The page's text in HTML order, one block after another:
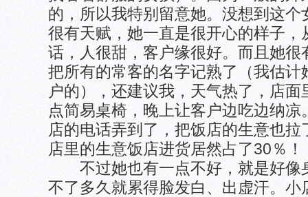
的，所以我特别留意她。没想到这
很有天赋，她一直是很开心的样子，
话，人很甜，客户缘很好。而且她很
把所有的常客的名字记熟了（我估计
户的），还建议我，天气热了，店
点简易桌椅，晚上让客户边吃边纳
店的电话弄到了，把饭店的生意也
店里的生意饭店进货居然占了30％！
不过她也有一点不好，就是好像
不了多久就累得脸发白、出虚汗。小